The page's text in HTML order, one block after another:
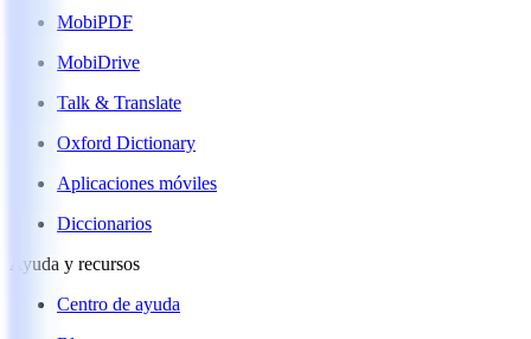
MobiPDF
MobiDrive
Talk & Translate
Oxford Dictionary
Aplicaciones móviles
Diccionarios
Ayuda y recursos
Centro de ayuda